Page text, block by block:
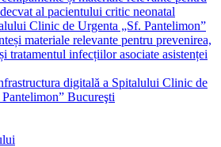
al pacientului critic neonatal
Clinic de Urgenta „Sf. Pantelimon”
materiale relevante pentru prevenirea,
tratamentul infecțiilor asociate asistenței
digitală a Spitalului Clinic de
Bucureşti